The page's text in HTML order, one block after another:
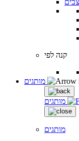
קנה לפי
מותגים
מותגים